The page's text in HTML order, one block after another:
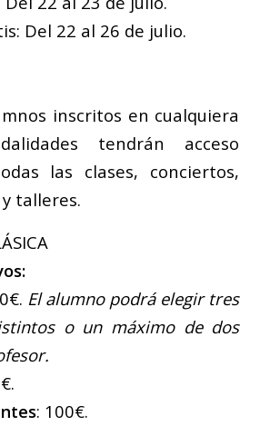
: Del 22 al 26 de julio.
inscritos en cualquiera
tendrán acceso
las clases, conciertos,
talleres.
El alumno podrá elegir tres
o un máximo de dos
: 100€.